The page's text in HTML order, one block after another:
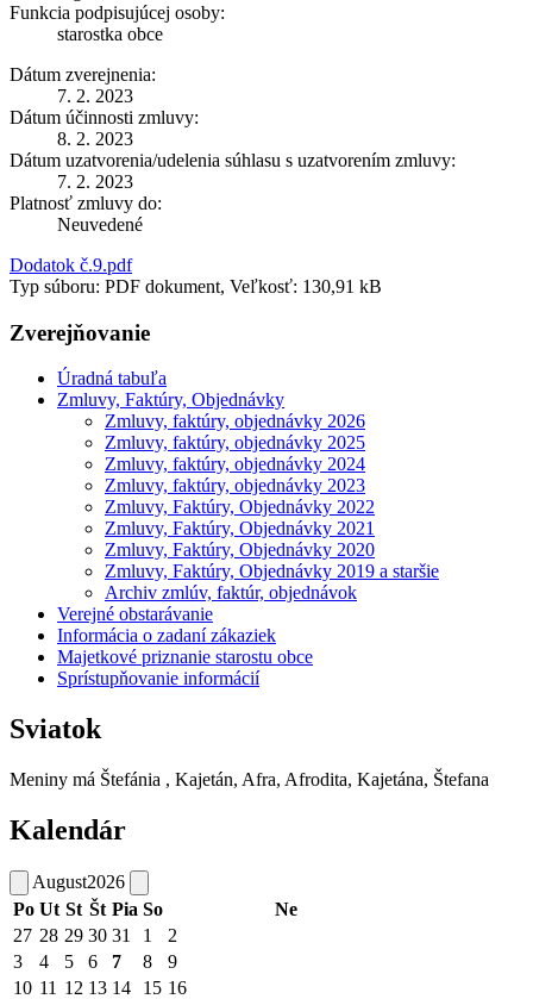
Funkcia podpisujúcej osoby:
starostka obce
Dátum zverejnenia:
7. 2. 2023
Dátum účinnosti zmluvy:
8. 2. 2023
Dátum uzatvorenia/udelenia súhlasu s uzatvorením zmluvy:
7. 2. 2023
Platnosť zmluvy do:
Neuvedené
Dodatok č.9.pdf
Typ súboru: PDF dokument, Veľkosť: 130,91 kB
Zverejňovanie
Úradná tabuľa
Zmluvy, Faktúry, Objednávky
Zmluvy, faktúry, objednávky 2026
Zmluvy, faktúry, objednávky 2025
Zmluvy, faktúry, objednávky 2024
Zmluvy, faktúry, objednávky 2023
Zmluvy, Faktúry, Objednávky 2022
Zmluvy, Faktúry, Objednávky 2021
Zmluvy, Faktúry, Objednávky 2020
Zmluvy, Faktúry, Objednávky 2019 a staršie
Archiv zmlúv, faktúr, objednávok
Verejné obstarávanie
Informácia o zadaní zákaziek
Majetkové priznanie starostu obce
Sprístupňovanie informácií
Sviatok
Meniny má Štefánia , Kajetán, Afra, Afrodita, Kajetána, Štefana
Kalendár
August2026
Po Ut St Št Pia So
Ne
27 28 29 30 31 1
2
3
4 5 6 7 8
9
10 11 12 13 14 15 16